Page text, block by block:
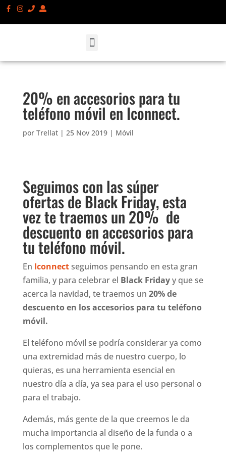
20% en accesorios para tu
teléfono móvil en Iconnect.
por Trellat| 25 Nov 2019| Móvil
Seguimos con las súper
ofertas de Black Friday, esta
vez te traemos un 20% de
descuento en accesorios para
tu teléfono móvil.
En Iconnectseguimos pensando en esta gran
familia, y para celebrar el Black Fridayy que se
acerca la navidad, te traemos un 20% de
descuento en los accesorios para tu teléfono
móvil.
El teléfono móvil se podría considerar ya como
una extremidad más de nuestro cuerpo, lo
quieras, es una herramienta esencial en
nuestro día a día, ya sea para el uso personal o
para el trabajo.
Además, más gente de la que creemos le da
mucha importancia al diseño de la funda o a
los complementos que le pone.